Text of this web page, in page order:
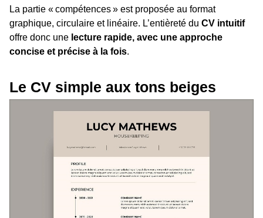
La partie « compétences » est proposée au format
graphique, circulaire et linéaire. L’entièreté du CV intuitif
offre donc une lecture rapide, avec une approche
concise et précise à la fois.
Le CV simple aux tons beiges